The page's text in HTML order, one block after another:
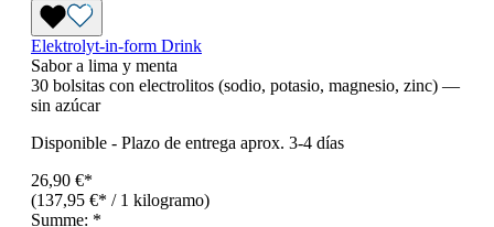
Elektrolyt-in-form Drink
Sabor a lima y menta
30 bolsitas con electrolitos (sodio, potasio, magnesio, zinc) —
sin azúcar
Disponible - Plazo de entrega aprox. 3-4 días
26,90 €*
(137,95 €* / 1 kilogramo)
Summe: *